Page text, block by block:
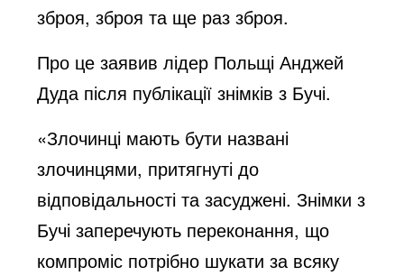
зброя, зброя та ще раз зброя.
Про це заявив лідер Польщі Анджей
Дуда після публікації знімків з Бучі.
«Злочинці мають бути названі
злочинцями, притягнуті до
відповідальності та засуджені. Знімки з
Бучі заперечують переконання, що
компроміс потрібно шукати за всяку